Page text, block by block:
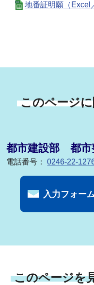
地番証明願（Excel
このページ
都市建設部 都
電話番号：0246-22-
入力フォー
このページを